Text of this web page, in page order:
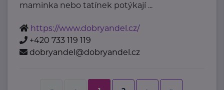
maminka nebo tatínek potýkají ...
https://www.dobryandel.cz/
+420 733 119 119
dobryandel@dobryandel.cz